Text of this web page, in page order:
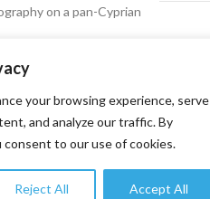
your browsing experience, serve
and analyze our traffic. By
consent to our use of cookies.
Reject All Accept All
on a pan-Cyprian
Polemidia, Limassol,